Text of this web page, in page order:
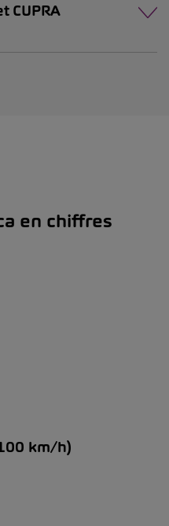
CUPRA
en chiffres
km/h)